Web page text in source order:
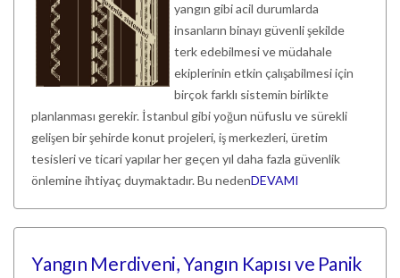
yangın gibi acil durumlarda
insanların binayı güvenli şekilde
terk edebilmesi ve müdahale
ekiplerinin etkin çalışabilmesi için
birçok farklı sistemin birlikte
planlanması gerekir. İstanbul gibi yoğun nüfuslu ve sürekli
gelişen bir şehirde konut projeleri, iş merkezleri, üretim
tesisleri ve ticari yapılar her geçen yıl daha fazla güvenlik
önlemine ihtiyaç duymaktadır. Bu nedenDEVAMI
Yangın Merdiveni, Yangın Kapısı ve Panik